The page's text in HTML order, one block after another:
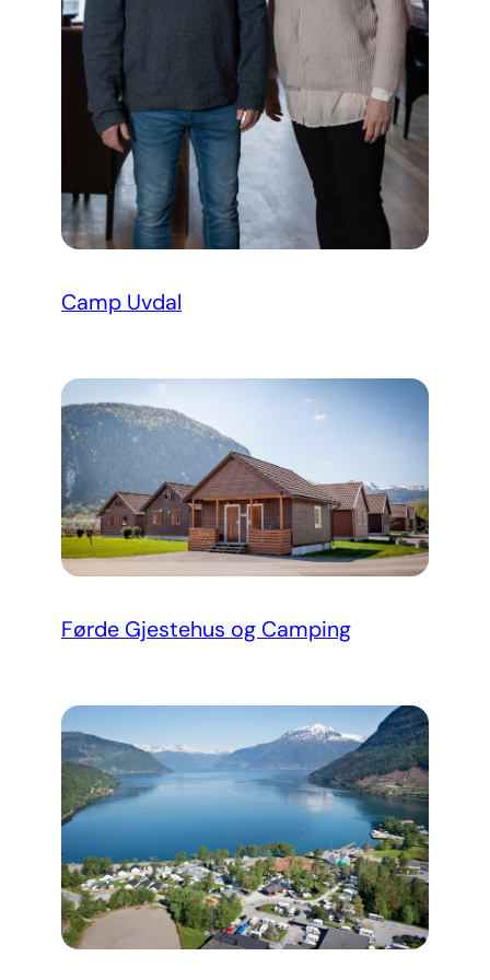
personlig preg.
Vi deler dessuten informasjon om hvordan du bruker
nettstedet vårt, med partnerne våre innen sosiale medier,
annonsering og analysearbeid, som kan kombinere den
med annen informasjon du har gjort tilgjengelig for dem,
eller som de har samlet inn gjennom din bruk av
tjenestene deres.
Camp Uvdal
Førde Gjestehus og Camping